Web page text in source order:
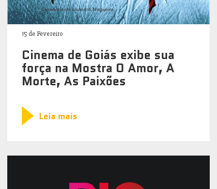
15 de Fevereiro
Cinema de Goiás exibe sua
força na Mostra O Amor, A
Morte, As Paixões
Leia mais